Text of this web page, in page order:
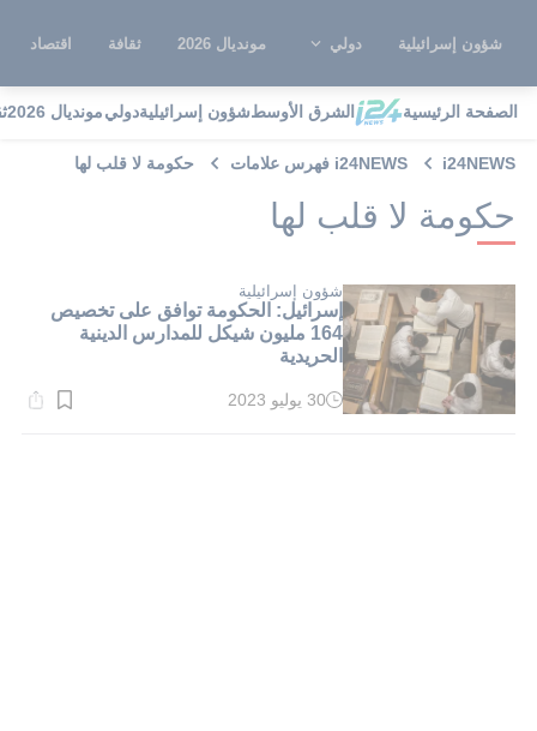
شؤون إسرائيلية دولي مونديال 2026 ثقافة اقتصاد
الصفحة الرئيسية الشرق الأوسطشؤون إسرائيليةدوليمونديال 2026
i24NEWS i24NEWS فهرس علامات حكومة لا قلب لها
حكومة لا قلب لها
شؤون إسرائيلية
إسرائيل: الحكومة توافق على تخصيص
164 مليون شيكل للمدارس الدينية
الحريدية
وقت
30 يوليو 2023